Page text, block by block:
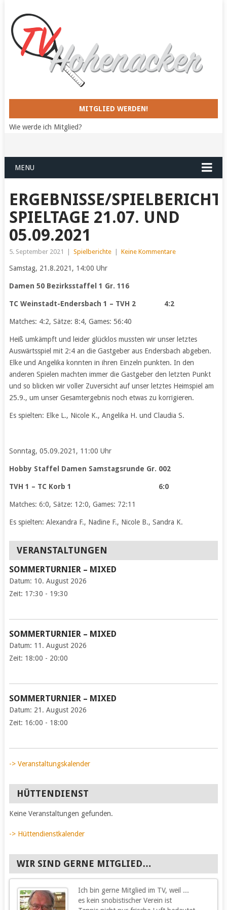
MITGLIED WERDEN!
Wie werde ich Mitglied?
MENU
ERGEBNISSE/
SPIELTAGE 21.07. UND
05.09.2021
5. September 2021 Spielberichte Keine Kommentare
Samstag, 21.8.2021, 14:00 Uhr
Damen 50 Bezirksstaffel 1 Gr. 116
TC Weinstadt-Endersbach 1 – TVH 2 4:2
Matches: 4:2, Sätze: 8:4, Games: 56:40
Heiß umkämpft und leider glücklos mussten wir unser letztes
Auswärtsspiel mit 2:4 an die Gastgeber aus Endersbach abgeben.
Elke und Angelika konnten in ihren Einzeln punkten. In den
anderen Spielen machten immer die Gastgeber den letzten Punkt
und so blicken wir voller Zuversicht auf unser letztes Heimspiel am
25.9., um unser Gesamtergebnis noch etwas zu korrigieren.
Es spielten: Elke L., Nicole K., Angelika H. und Claudia S.
Sonntag, 05.09.2021, 11:00 Uhr
Hobby Staffel Damen Samstagsrunde Gr. 002
TVH 1 – TC Korb 1 6:0
Matches: 6:0, Sätze: 12:0, Games: 72:11
Es spielten: Alexandra F., Nadine F., Nicole B., Sandra K.
VERANSTALTUNGEN
SOMMERTURNIER – MIXED
Datum: 10. August 2026
Zeit: 17:30 - 19:30
SOMMERTURNIER – MIXED
Datum: 11. August 2026
Zeit: 18:00 - 20:00
SOMMERTURNIER – MIXED
Datum: 21. August 2026
Zeit: 16:00 - 18:00
-> Veranstaltungskalender
HÜTTENDIENST
Keine Veranstaltungen gefunden.
-> Hüttendienstkalender
WIR SIND GERNE MITGLIED…
Ich bin gerne Mitglied im TV, weil ...
es kein snobistischer Verein ist